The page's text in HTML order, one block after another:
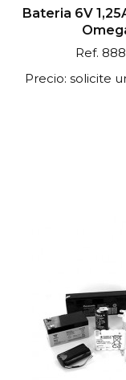
Bateria 6V
Ref.
Precio: solicite